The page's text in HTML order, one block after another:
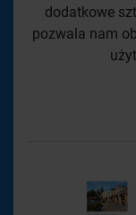
dodatkowe
pozwala nam